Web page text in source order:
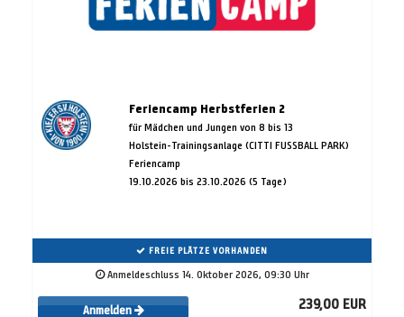
Feriencamp Herbstferien 2
für Mädchen und Jungen von 8 bis 13
Holstein-Trainingsanlage (CITTI FUSSBALL PARK)
Feriencamp
19.10.2026 bis 23.10.2026 (5 Tage)
FREIE PLÄTZE VORHANDEN
Anmeldeschluss 14. Oktober 2026, 09:30 Uhr
Anmelden 239,00 EUR